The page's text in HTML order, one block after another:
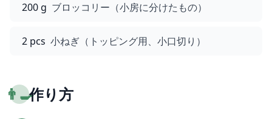
200 g ブロッコリー（小房に分けたもの）
2 pcs 小ねぎ（トッピング用、小口切り）
👨‍🍳作り方